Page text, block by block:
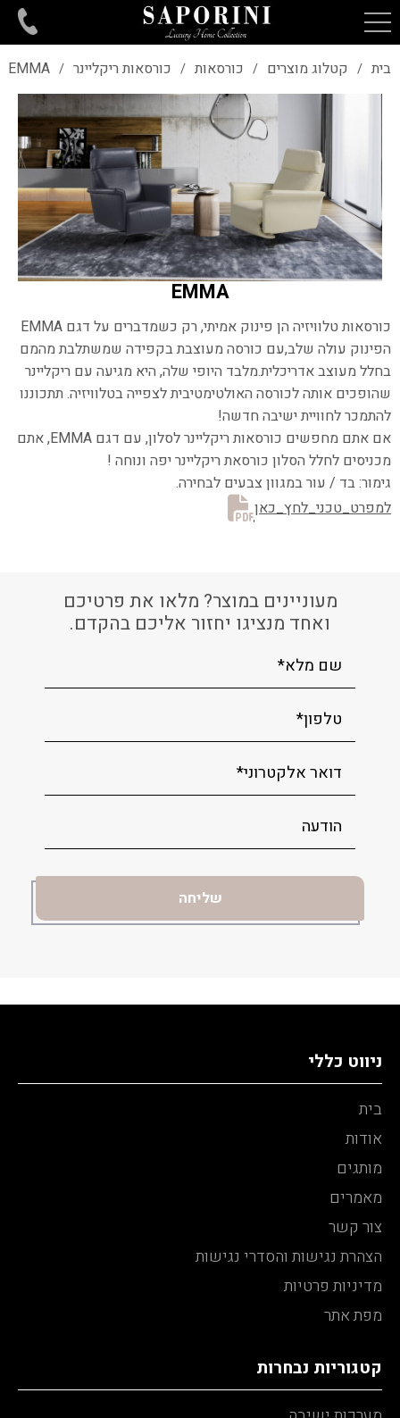
בית / קטלוג מוצרים / כורסאות / כורסאות ריקליינר /
EMMA
EMMA
כורסאות טלוויזיה הן פינוק אמיתי, רק כשמדברים על דגם EMMA
הפינוק עולה שלב,עם כורסה מעוצבת בקפידה שמשתלבת מהמם
בחלל מעוצב אדריכלית.מלבד היופי שלה, היא מגיעה עם ריקליינר
שהופכים אותה לכורסה האולטימטיבית לצפייה בטלוויזיה. תתכוננו
להתמכר לחוויית ישיבה חדשה!
אם אתם מחפשים כורסאות ריקליינר לסלון, עם דגם EMMA, אתם
מכניסים לחלל הסלון כורסאת ריקליינר יפה ונוחה !
גימור: בד / עור במגוון צבעים לבחירה.
למפרט_טכני_לחץ_כאן
מעוניינים במוצר? מלאו את פרטיכם
ואחד מנציגו יחזור אליכם בהקדם.
ניווט כללי
בית
אודות
מותגים
מאמרים
צור קשר
הצהרת נגישות והסדרי נגישות
מדיניות פרטיות
מפת אתר
קטגוריות נבחרות